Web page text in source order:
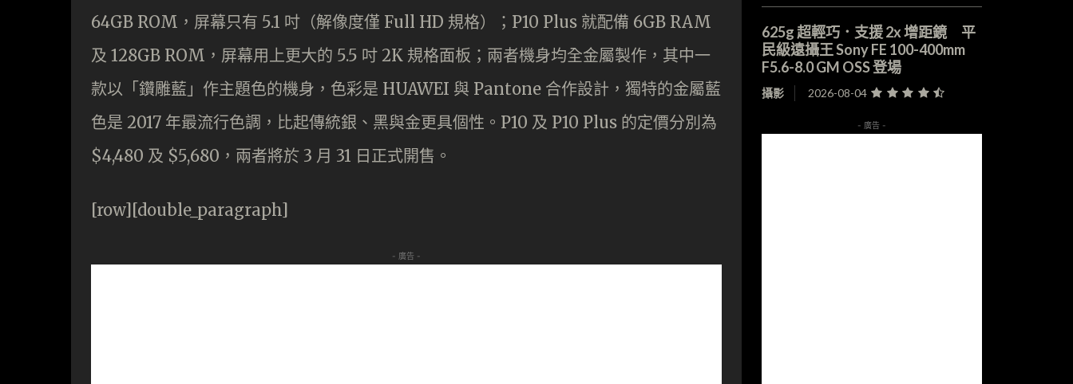
64GB ROM，屏幕只有 5.1 吋（解像度僅 Full HD 規格）；P10 Plus 就配備 6GB RAM
及 128GB ROM，屏幕用上更大的 5.5 吋 2K 規格面板；兩者機身均全金屬製作，其中一
款以「鑽雕藍」作主題色的機身，色彩是 HUAWEI 與 Pantone 合作設計，獨特的金屬藍
色是 2017 年最流行色調，比起傳統銀、黑與金更具個性。P10 及 P10 Plus 的定價分別為
$4,480 及 $5,680，兩者將於 3 月 31 日正式開售。
[row][double_paragraph]
- 廣告 -
625g 超輕巧．支援 2x 增距鏡 平
民級遠攝王 Sony FE 100-400mm
F5.6-8.0 GM OSS 登場
攝影 2026-08-04
- 廣告 -